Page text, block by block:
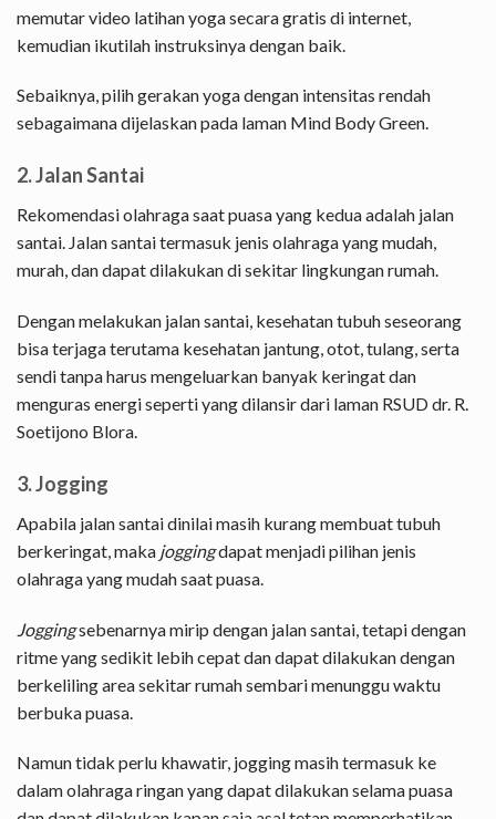
memutar video latihan yoga secara gratis di internet,
kemudian ikutilah instruksinya dengan baik.
Sebaiknya, pilih gerakan yoga dengan intensitas rendah
sebagaimana dijelaskan pada laman Mind Body Green.
2. Jalan Santai
Rekomendasi olahraga saat puasa yang kedua adalah jalan
santai. Jalan santai termasuk jenis olahraga yang mudah,
murah, dan dapat dilakukan di sekitar lingkungan rumah.
Dengan melakukan jalan santai, kesehatan tubuh seseorang
bisa terjaga terutama kesehatan jantung, otot, tulang, serta
sendi tanpa harus mengeluarkan banyak keringat dan
menguras energi seperti yang dilansir dari laman RSUD dr. R.
Soetijono Blora.
3. Jogging
Apabila jalan santai dinilai masih kurang membuat tubuh
berkeringat, maka joggingdapat menjadi pilihan jenis
olahraga yang mudah saat puasa.
Joggingsebenarnya mirip dengan jalan santai, tetapi dengan
ritme yang sedikit lebih cepat dan dapat dilakukan dengan
berkeliling area sekitar rumah sembari menunggu waktu
berbuka puasa.
Namun tidak perlu khawatir, jogging masih termasuk ke
dalam olahraga ringan yang dapat dilakukan selama puasa